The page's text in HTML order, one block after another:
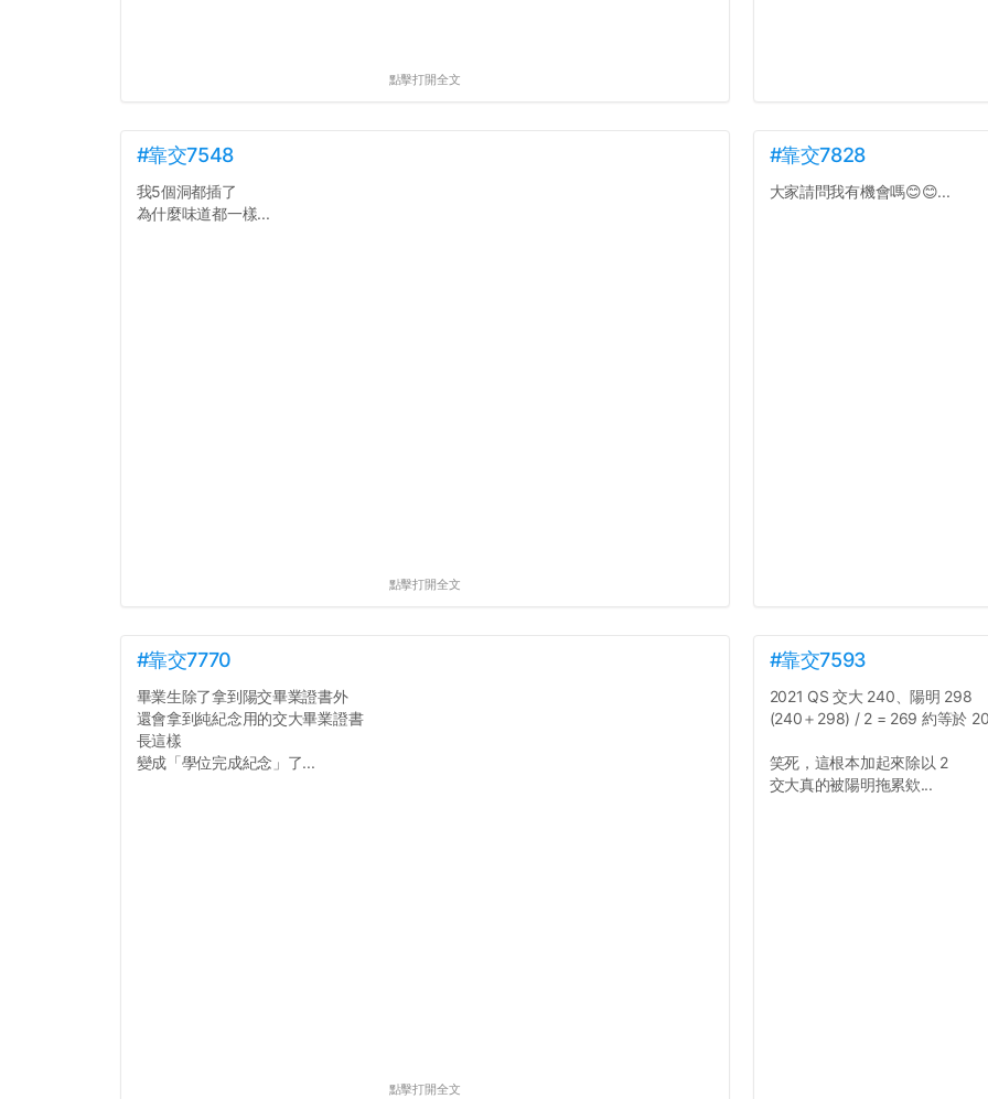
點擊打開全文
#靠交7548
我5個洞都插了
為什麼味道都一樣...
點擊打開全文
#靠交7828
大家請問我有機會嗎😊😊...
#靠交7770
畢業生除了拿到陽交畢業證書外
還會拿到純紀念用的交大畢業證書
長這樣
變成「學位完成紀念」了...
點擊打開全文
#靠交7593
2021 QS 交大 240、陽明 298
(240＋298) / 2 = 269 約等於
笑死，這根本加起來除以 2
交大真的被陽明拖累欸...